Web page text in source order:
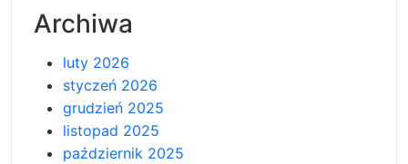
Archiwa
luty 2026
styczeń 2026
grudzień 2025
listopad 2025
październik 2025